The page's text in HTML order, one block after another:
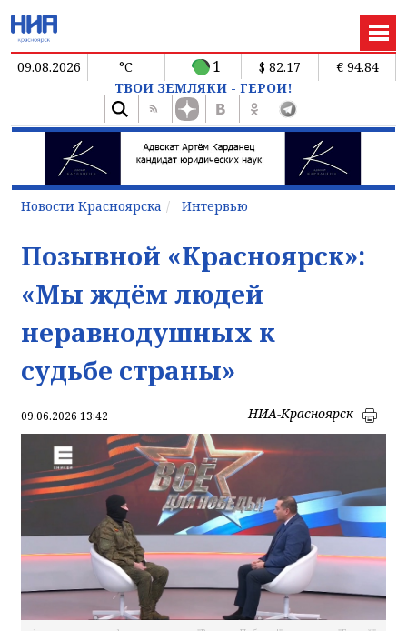
09.08.2026 °C 1 $ 82.17
€ 94.84
ТВОИ ЗЕМЛЯКИ - ГЕРОИ!
Новости Красноярска Интервью
Позывной «Красноярск»:
«Мы ждём людей
неравнодушных к
судьбе страны»
09.06.2026 13:42 НИА-Красноярск